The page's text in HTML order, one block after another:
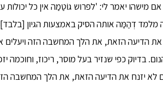
מישהו יאמר לי: 'לפרוש גוֹטַמַה אין כל
מלמד דְהַמַּה אותה הסיק באמצעות הגיון
הדיעה הזאת, את הלך המחשבה הזה ויעלים
בדיוק כפי שנזיר בעל מוסר, ריכוז, וחוכמה
לא יזנח את הדיעה הזאת, את הלך המחשבה